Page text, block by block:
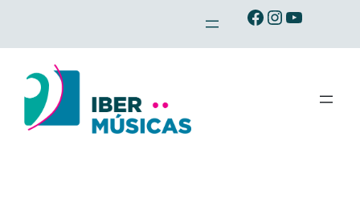
Ibermusicas en Facebook
Ibermusicas en
Ibermusicas en